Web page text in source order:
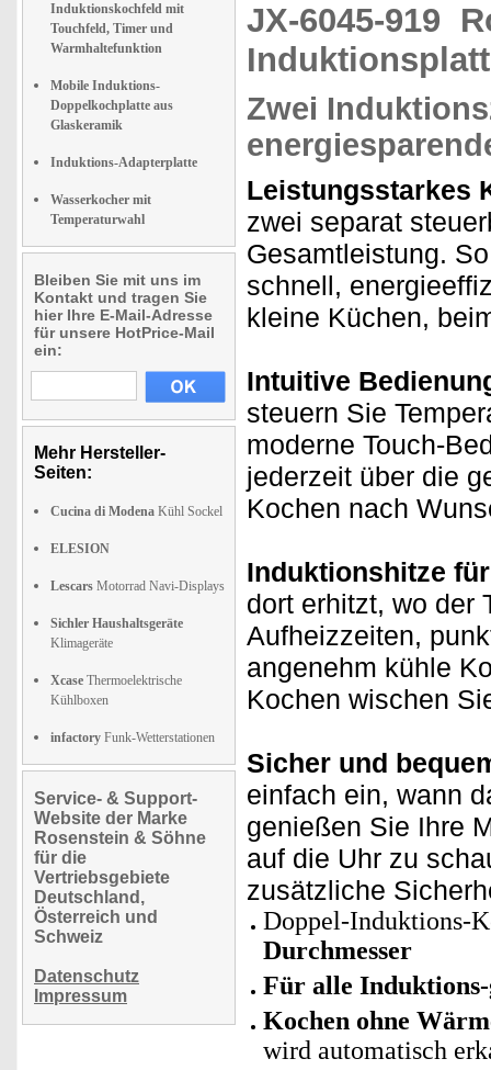
Induktionskochfeld mit
Touchfeld, Timer und
Warmhaltefunktion
Mobile Induktions-
Doppelkochplatte aus
Glaskeramik
Induktions-Adapterplatte
Wasserkocher mit
Temperaturwahl
Bleiben Sie mit uns im
Kontakt und tragen Sie
hier Ihre E-Mail-Adresse
für unsere HotPrice-Mail
ein:
Mehr Hersteller-
Seiten:
Cucina di Modena Kühl Sockel
ELESION
Lescars Motorrad Navi-Displays
Sichler Haushaltsgeräte
Klimageräte
Xcase Thermoelektrische
Kühlboxen
infactory Funk-Wetterstationen
Service- & Support-
Website der Marke
Rosenstein & Söhne
für die
Vertriebsgebiete
Deutschland,
Österreich und
Schweiz
Datenschutz
Impressum
JX-6045-919
Zwei
Leistungsstarkes
zwei separat
Gesamtleistung.
schnell,
kleine Küchen,
Intuitive
steuern Sie
moderne Touch-
jederzeit über die
Kochen nach
Induktionshitze
dort erhitzt, wo der
Aufheizzeiten,
angenehm kühle
Kochen wischen
Sicher und
einfach ein, wann
genießen Sie Ihre
auf die Uhr zu
zusätzliche
Doppel-Induktions-
Durchmesser
Für alle Induktions-
Kochen ohne
wird automatisch